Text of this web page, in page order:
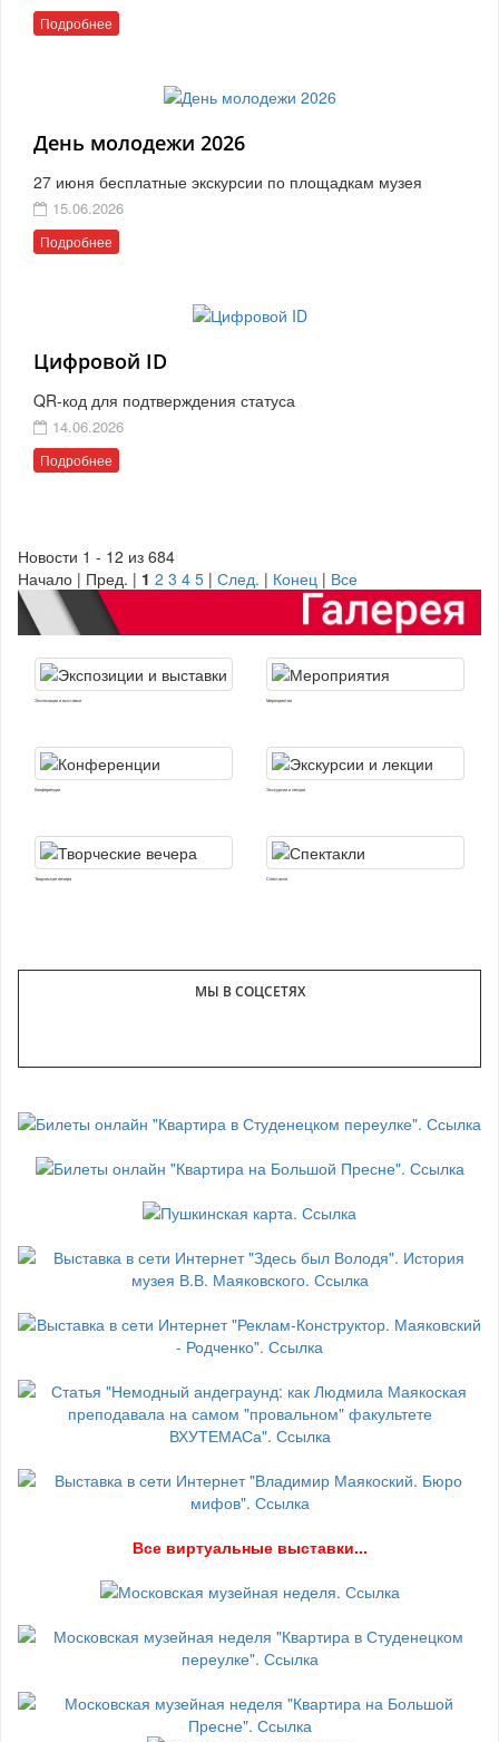
Подробнее
День молодежи 2026
27 июня бесплатные экскурсии по площадкам музея
15.06.2026
Подробнее
Цифровой ID
QR-код для подтверждения статуса
14.06.2026
Подробнее
Новости 1 - 12 из 684
Начало | Пред. | 1 2 3 4 5 | След. | Конец | Все
Экспозиции и выставки Мероприятия
Конференции Экскурсии и лекции
Творческие вечера Спектакли
МЫ В СОЦСЕТЯХ
Все виртуальные выставки...